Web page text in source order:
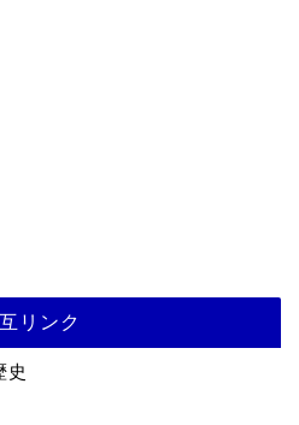
リンク
史